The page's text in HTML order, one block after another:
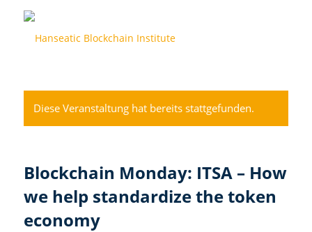
Diese Veranstaltung hat bereits stattgefunden.
Blockchain Monday: ITSA – How
we help standardize the token
economy